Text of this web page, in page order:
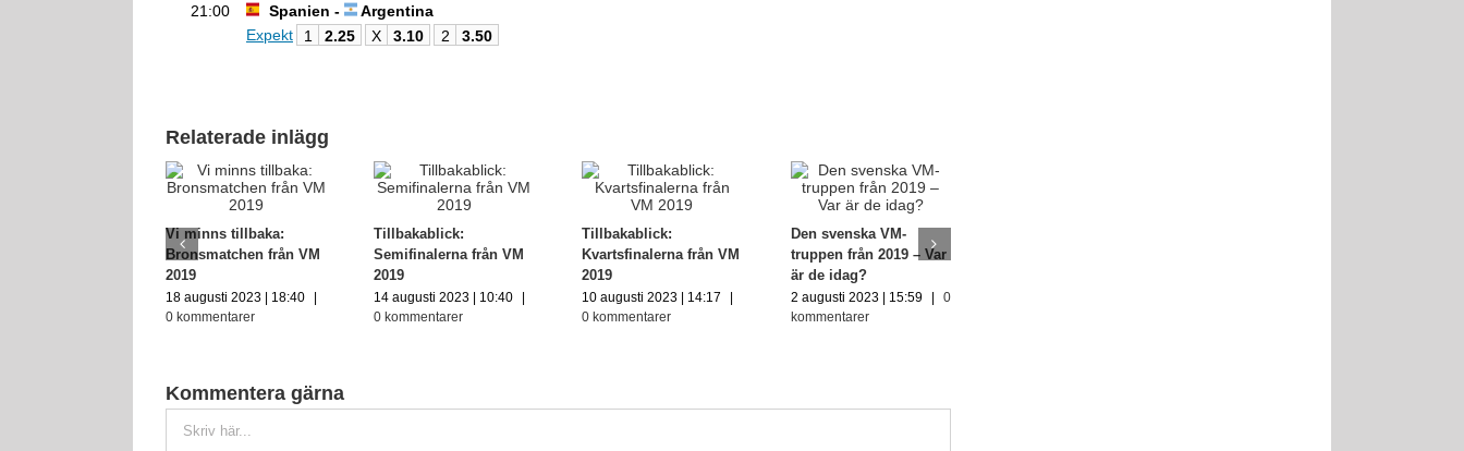
21:00 Spanien -
Argentina
Expekt
1 2.25 X 3.10 2 3.50
Relaterade inlägg
Vi minns tillbaka:
Bronsmatchen från VM
2019
18 augusti 2023 | 18:40
|
0 kommentarer
Tillbakablick:
Semifinalerna från VM
2019
14 augusti 2023 | 10:40
|
0 kommentarer
Tillbakablick:
Kvartsfinalerna från VM
2019
10 augusti 2023 | 14:17
|
0 kommentarer
Den svenska VM-
truppen från 2019 – Var
är de idag?
2 augusti 2023 | 15:59 |
0
kommentarer
Kommentera gärna